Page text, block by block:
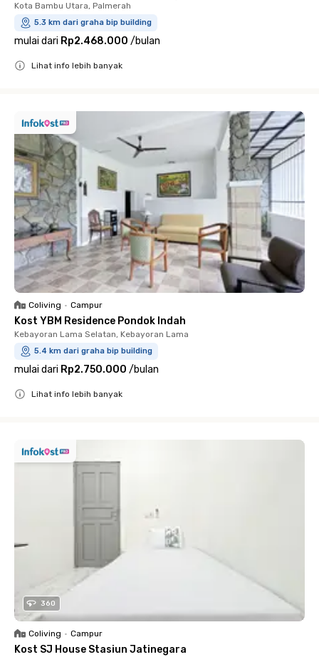
Kota Bambu Utara, Palmerah
5.3 km dari graha bip building
mulai dari Rp2.468.000 /bulan
Lihat info lebih banyak
Coliving • Campur
Kost YBM Residence Pondok Indah
Kebayoran Lama Selatan, Kebayoran Lama
5.4 km dari graha bip building
mulai dari Rp2.750.000 /bulan
Lihat info lebih banyak
360
Coliving • Campur
Kost SJ House Stasiun Jatinegara